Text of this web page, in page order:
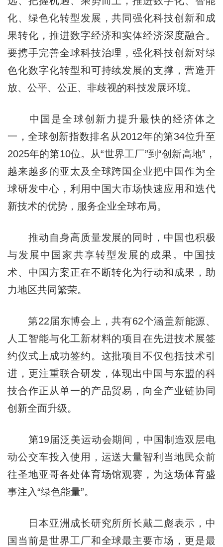
化、绿色化转型发展，共同强化科技创新和成
果转化，推进数字经济和实体经济深度融合。
要携手完善全球科技治理，强化科技创新对绿
色化数字化转型和可持续发展的支撑，营造开
放、公平、公正、非歧视的科技发展环境。
中国是全球创新力提升最快的经济体之
一，全球创新指数排名从2012年的第34位升至
2025年的第10位。从“世界工厂”到“创新高地”，
越来越多的亚太及全球跨国企业把中国作为全
球研发中心，利用中国大市场快速应用和迭代
新技术的优势，服务企业全球布局。
推动自身高质量发展的同时，中国也积极
与发展中国家共享转型发展的成果。中国技
术、中国方案正在不断转化为行动和成果，助
力地区共同繁荣。
第22届东博会上，共有62个涵盖新能源、
人工智能与化工新材料的项目在先进技术展签
约仪式上成功签约。这批项目不仅包括技术引
进，更注重联合研发，体现出中国与东盟的科
技合作正从单一的产品贸易，向全产业链协同
创新全面升级。
第19届泛美运动会期间，中国制造双层电
动公交车投入使用，运送大量智利当地民众前
往圣地亚哥各处体育场馆观赛，为这场体育盛
事注入“绿色能量”。
日本亚洲成长研究所所长戴二彪表示，中
国当前是世界工厂和全球最主要市场，更是最